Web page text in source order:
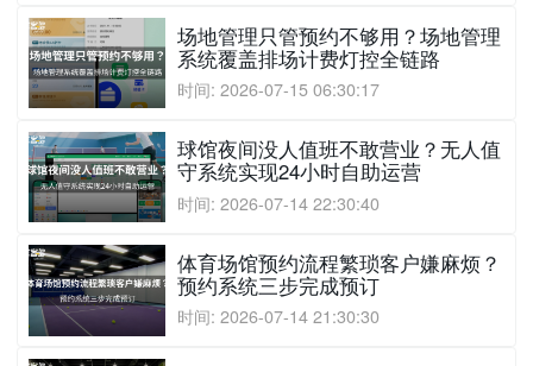
场地管理只管预约不够用？场地管理
系统覆盖排场计费灯控全链路
时间: 2026-07-15 06:30:17
球馆夜间没人值班不敢营业？无人值
守系统实现24小时自助运营
时间: 2026-07-14 22:30:40
体育场馆预约流程繁琐客户嫌麻烦？
预约系统三步完成预订
时间: 2026-07-14 21:30:30